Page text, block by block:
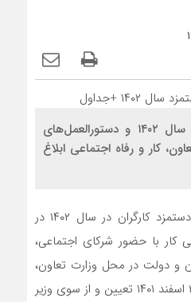
بخشنامه حداقل دستمزد سال ۱۴۰۲ و دستورالعمل‌های
کار و رفاه اجتماعی ابلاغ
به گزارش بیان روز،حداقل دستمزد کارگران در سال ۱۴۰۲ در
کار با حضور شرکای اجتماعی،‌
و دولت در محل وزارت تعاون،
کار و رفاه اجتماعی در روز ۲۹ اسفند ۱۴۰۱ تعیین و از سوی وزیر